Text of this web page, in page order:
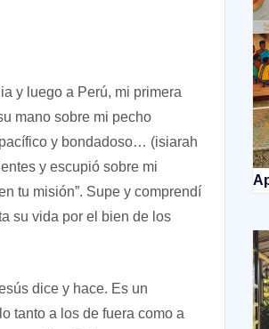
y luego a Perú, mi primera
mano sobre mi pecho
y bondadoso… (isiarah
y escupió sobre mi
tu misión”. Supe y comprendí
su vida por el bien de los
dice y hace. Es un
tanto a los de fuera como a